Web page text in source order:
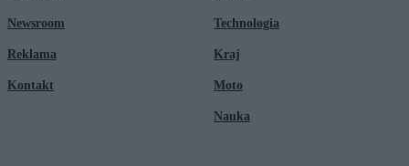
Newsroom
Reklama
Kontakt
Technologia
Kraj
Moto
Nauka